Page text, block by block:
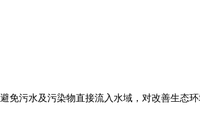
污水及污染物直接流入水域，对改善生态